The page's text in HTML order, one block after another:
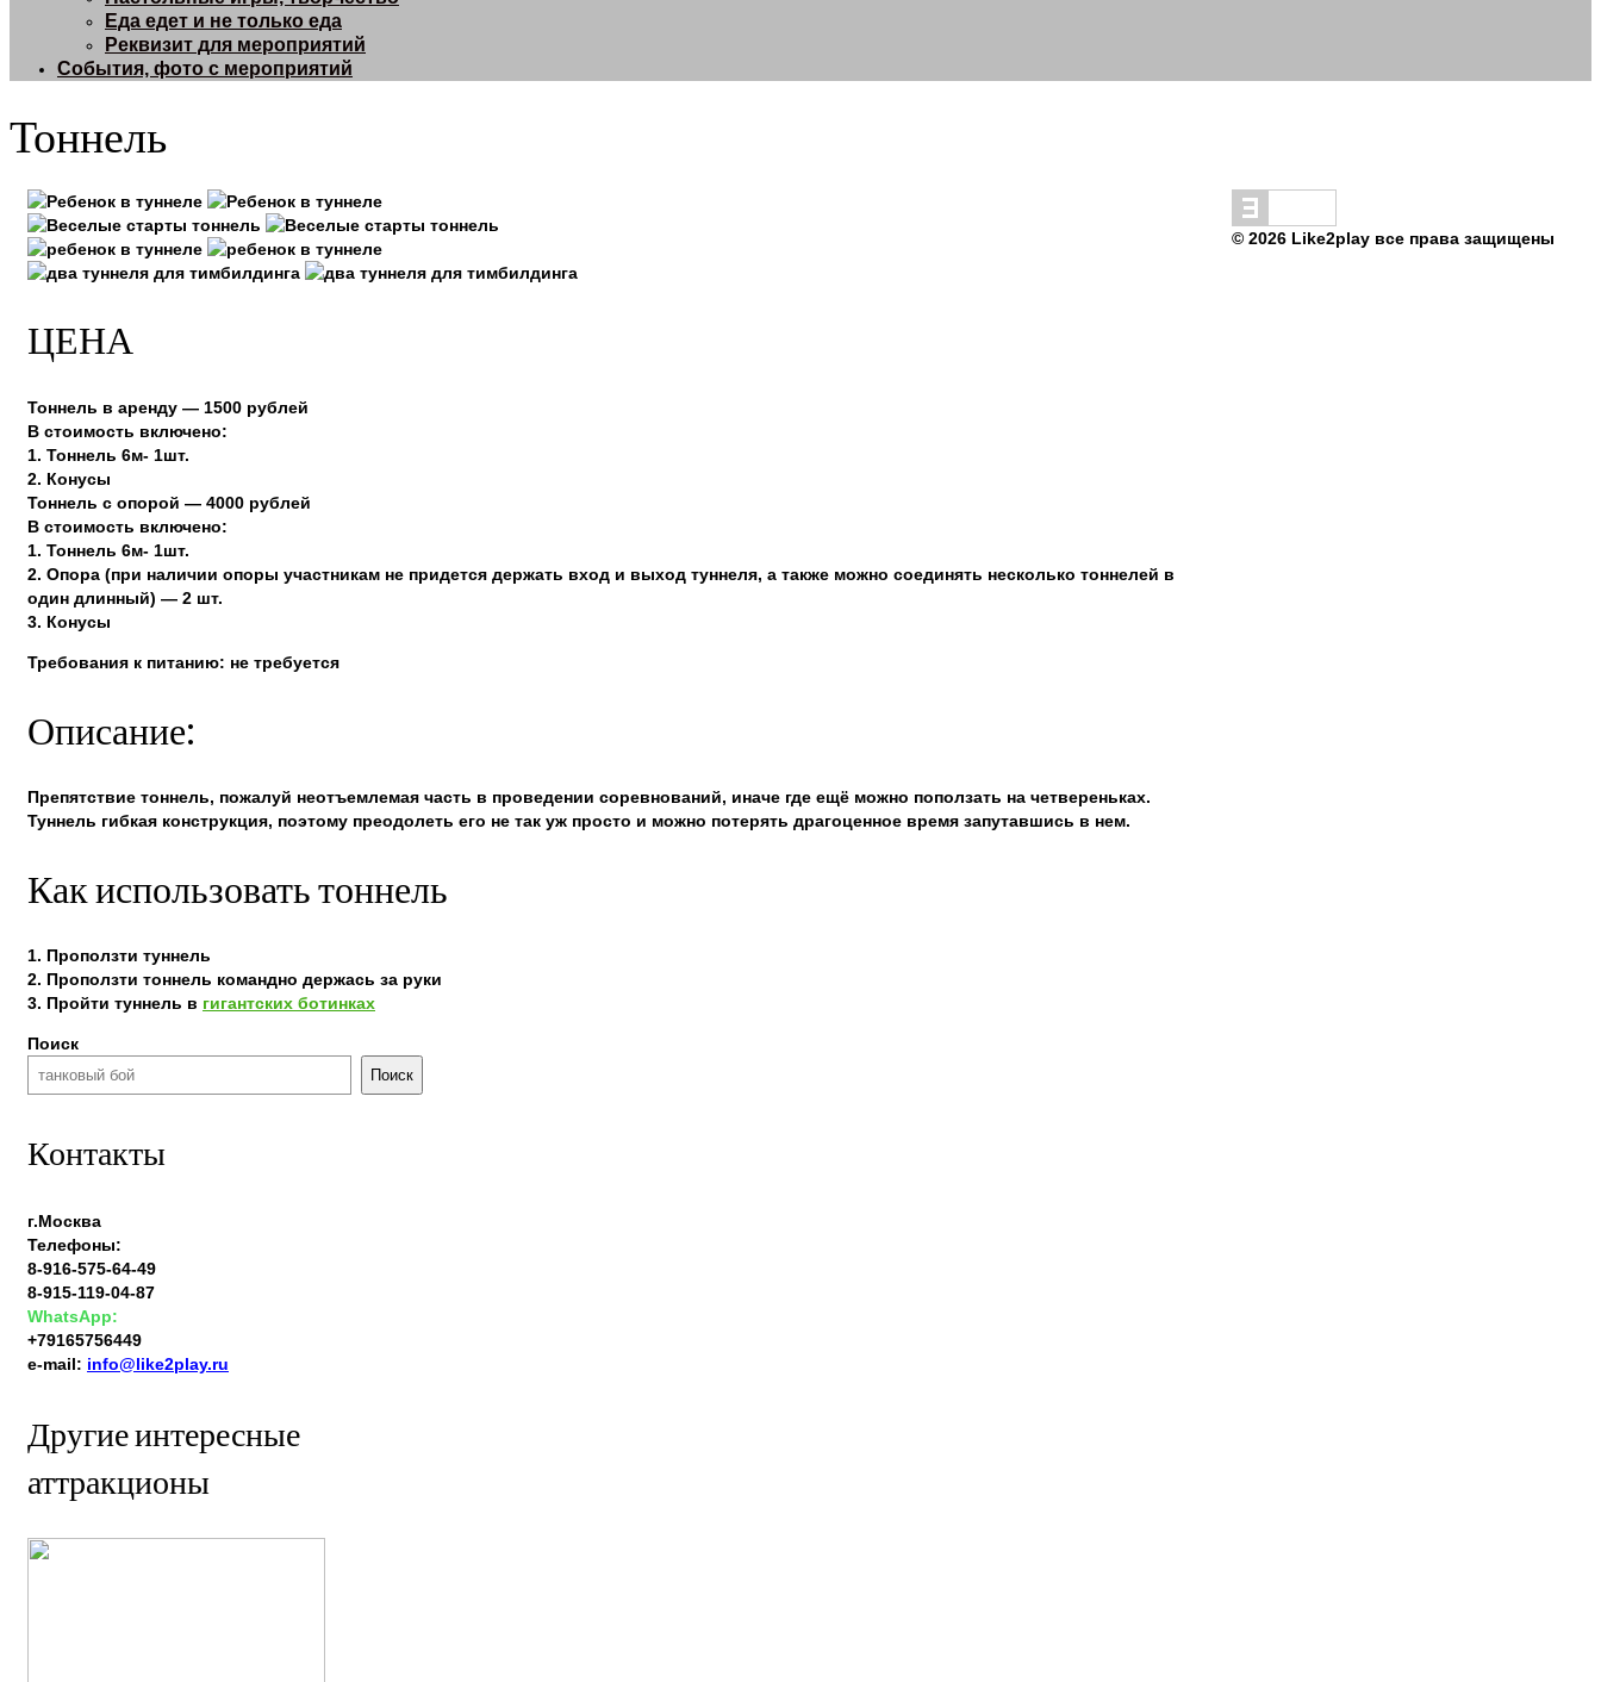
Еда едет и не только еда
Реквизит для мероприятий
События, фото с мероприятий
Тоннель
ЦЕНА
Тоннель в аренду — 1500 рублей
В стоимость включено:
1. Тоннель 6м- 1шт.
2. Конусы
Тоннель с опорой — 4000 рублей
В стоимость включено:
1. Тоннель 6м- 1шт.
2. Опора (при наличии опоры участникам не придется держать вход и выход туннеля, а также можно соединять несколько тоннелей в
один длинный) — 2 шт.
3. Конусы
Требования к питанию: не требуется
Описание:
Препятствие тоннель, пожалуй неотъемлемая часть в проведении соревнований, иначе где ещё можно поползать на четвереньках.
Туннель гибкая конструкция, поэтому преодолеть его не так уж просто и можно потерять драгоценное время запутавшись в нем.
Как использовать тоннель
1. Проползти туннель
2. Проползти тоннель командно держась за руки
3. Пройти туннель в гигантских ботинках
Поиск
Поиск
Контакты
г.Москва
Телефоны:
8-916-575-64-49
8-915-119-04-87
WhatsApp:
+79165756449
e-mail: info@like2play.ru
Другие интересные
аттракционы
© 2026 Like2play все права защищены